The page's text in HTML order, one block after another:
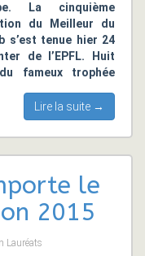
La cinquième
du Meilleur du
s’est tenue hier 24
de l’EPFL. Huit
fameux trophée
Lire la suite →
le
2015
In Lauréats